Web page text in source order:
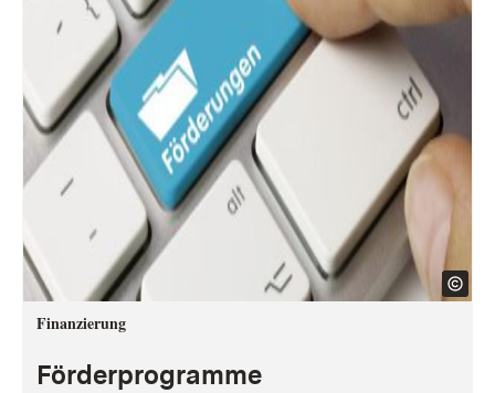
Finanzierung
Förderprogramme